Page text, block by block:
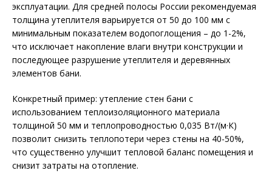
эксплуатации. Для средней полосы России рекомендуемая
толщина утеплителя варьируется от 50 до 100 мм с
минимальным показателем водопоглощения – до 1-2%,
что исключает накопление влаги внутри конструкции и
последующее разрушение утеплителя и деревянных
элементов бани.
Конкретный пример: утепление стен бани с
использованием теплоизоляционного материала
толщиной 50 мм и теплопроводностью 0,035 Вт/(м·К)
позволит снизить теплопотери через стены на 40-50%,
что существенно улучшит тепловой баланс помещения и
снизит затраты на отопление.